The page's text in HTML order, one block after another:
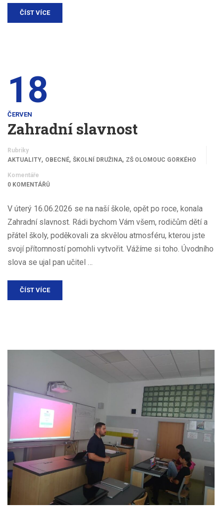
ČÍST VÍCE
18
ČERVEN
Zahradní slavnost
Rubriky
AKTUALITY, OBECNÉ, ŠKOLNÍ DRUŽINA, ZŠ OLOMOUC GORKÉHO
Komentáře
0 KOMENTÁŘŮ
V úterý 16.06.2026 se na naší škole, opět po roce, konala
Zahradní slavnost. Rádi bychom Vám všem, rodičům dětí a
přátel školy, poděkovali za skvělou atmosféru, kterou jste
svojí přítomností pomohli vytvořit. Vážíme si toho. Úvodního
slova se ujal pan učitel …
ČÍST VÍCE